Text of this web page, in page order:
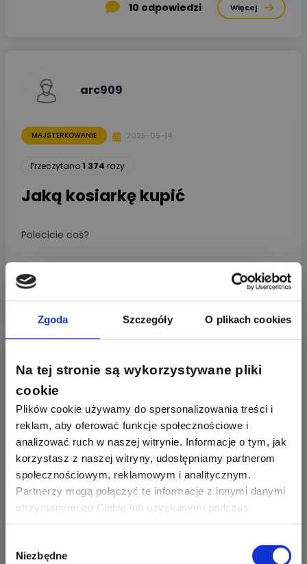
Zgoda Szczegóły O plikach cookies
Na tej stronie są wykorzystywane pliki
cookie
Plików cookie używamy do spersonalizowania treści i
reklam, aby oferować funkcje społecznościowe i
analizować ruch w naszej witrynie. Informacje o tym, jak
korzystasz z naszej witryny, udostępniamy partnerom
społecznościowym, reklamowym i analitycznym.
Partnerzy mogą połączyć te informacje z innymi danymi
otrzymanymi od Ciebie lub uzyskanymi podczas
korzystania z ich usług. Dzięki Twojej zgodzie możemy
preferencji.
zgody
Niezbędne
10 odpowiedzi Więcej
arc909
MAJSTERKOWANIE 2025-05-14
Przeczytano1 374 razy
Jaką kosiarkę kupić
Polecicie coś?
Więcej
Marioo
POZOSTAŁE 2026-07-29 Przeczytano215razy
Blad e20
Witam pralka Cindy blad e20 filtr wyczyszczonybbyly
w nim monety wirnik obraca się lekko w bębnie stoi
woda nie chce odprowadzić wody jakieś pomysły